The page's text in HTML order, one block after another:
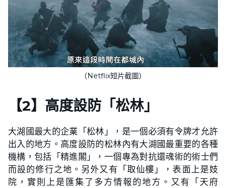
（Netflix短片截圖）
【2】 高度設防「松林」
大湖國最大的企業「松林」，是一個必須有令牌才允許
出入的地方。高度設防的松林內有大湖國最重要的各種
機構，包括「精進閣」，一個專為對抗還魂術的術士們
而設的修行之地。另外又有「取仙樓」，表面上是妓
院，實則上是匯集了多方情報的地方。又有「天府